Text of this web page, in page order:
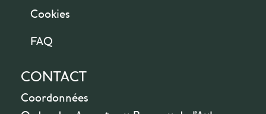
Cookies
FAQ
CONTACT
Coordonnées